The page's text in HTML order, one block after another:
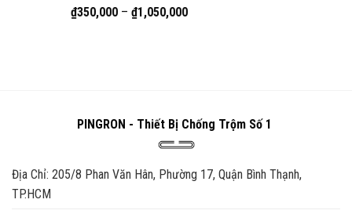
₫350,000 – ₫1,050,000Khoảng
PINGRON - Thiết Bị Chống Trộm Số 1
Địa Chỉ: 205/8 Phan Văn Hân, Phường 17, Quận Bình Thạnh,
TP.HCM